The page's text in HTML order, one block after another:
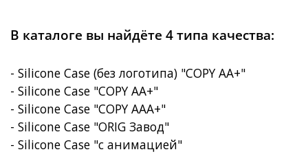
В каталоге вы найдёте 4 типа качества:
- Silicone Case (без логотипа) "COPY AA+"
- Silicone Case "COPY AA+"
- Silicone Case "COPY AAA+"
- Silicone Case "ORIG Завод"
- Silicone Case "с анимацией"